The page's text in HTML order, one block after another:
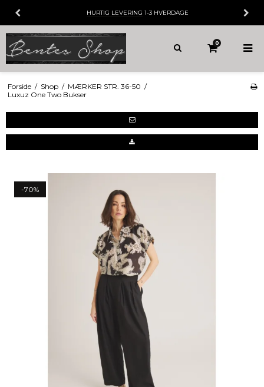
HURTIG LEVERING 1-3 HVERDAGE
0
Forside / Shop / MÆRKER STR. 36-50 /
Luxuz One Two Bukser
-70%